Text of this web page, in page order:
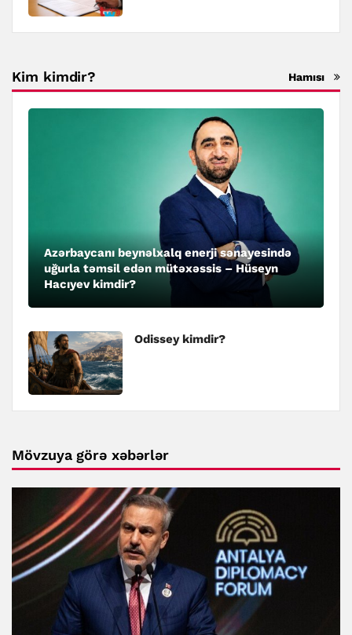
Kim kimdir? Hamısı
Azərbaycanı beynəlxalq enerji sənayesində
uğurla təmsil edən mütəxəssis – Hüseyn
Hacıyev kimdir?
Odissey kimdir?
Mövzuya görə xəbərlər